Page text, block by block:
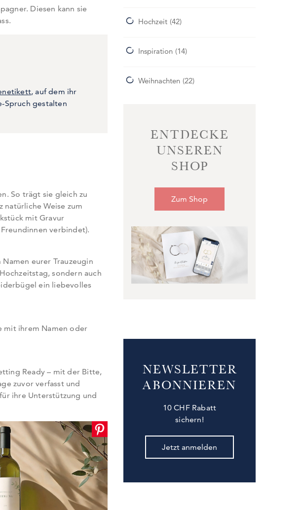
Diesen kann sie
, auf dem ihr
Spruch gestalten
So trägt sie gleich zu
natürliche Weise zum
mit Gravur
verbindet).
eurer Trauzeugin
sondern auch
ein liebevolles
mit ihrem Namen oder
Ready – mit der Bitte,
zuvor verfasst und
ihre Unterstützung und
Hochzeit (42)
Inspiration (14)
Weihnachten (22)
ENTDECKE
UNSEREN
SHOP
Zum Shop
NEWSLETTER
ABONNIEREN
10 CHF Rabatt
sichern!
Jetzt anmelden
5€ auf Karten &
in Ihrer E-Mail. Direkt im Anschluss